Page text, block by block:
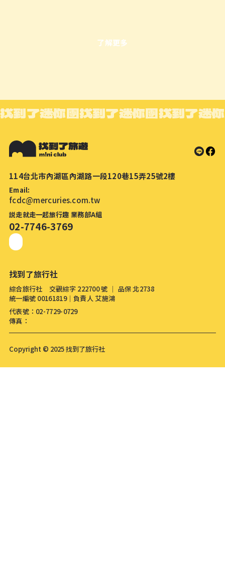
了解更多
找到了迷你團找到了迷你團找到了迷
114台北市內湖區內湖路一段120巷15弄25號2樓
Email:
fcdc@mercuries.com.tw
説走就走一起旅行趣 業務部A組
02-7746-3769
找到了旅行社
綜合旅行社 交觀綜字 222700 號 │ 品保 北2738
統一編號 00161819│負責人 艾施鴻
代表號：02-7729-0729
傳真：
Copyright © 2025 找到了旅行社